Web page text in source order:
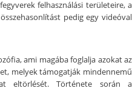
felhasználási területeire, a
pedig egy videóval
ami magába foglalja azokat az
melyek támogatják mindennemű
eltörlését. Története során a